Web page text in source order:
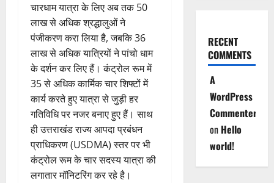
चारधाम यात्रा के लिए अब तक 50
लाख से अधिक श्रद्धालुओं ने
पंजीकरण करा लिया है, जबकि 36
लाख से अधिक यात्रियों ने पांचो धाम
के दर्शन कर लिए हैं। कंट्रोल रूम में
35 से अधिक कार्मिक चार शिफ्टों में
कार्य करते हुए यात्रा से जुड़ी हर
गतिविधि पर नजर बनाए हुए हैं। साथ
ही उत्तराखंड राज्य आपदा प्रबंधन
प्राधिकरण (USDMA) स्तर पर भी
कंट्रोल रूम के चार सदस्य यात्रा की
लगातार मॉनिटरिंग कर रहे है।
RECENT
COMMENTS
A
WordPress
Commenter
on Hello
world!